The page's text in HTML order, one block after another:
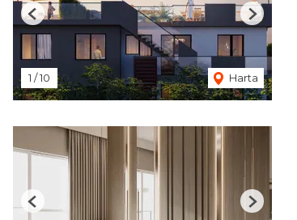
1 /10 Harta
Previous Next
Previous Next